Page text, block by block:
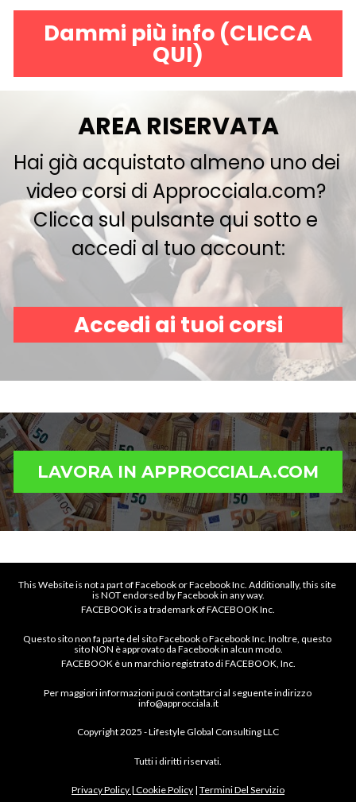
Dammi più info (CLICCA
QUI)
AREA RISERVATA
Hai già acquistato almeno uno dei
video corsi di Approcciala.com?
Clicca sul pulsante qui sotto e
accedi al tuo account:
Accedi ai tuoi corsi
LAVORA IN APPROCCIALA.COM
This Website is not a part of Facebook or Facebook Inc. Additionally, this site
is NOT endorsed by Facebook in any way.
FACEBOOK is a trademark of FACEBOOK Inc.
Questo sito non fa parte del sito Facebook o Facebook Inc. Inoltre, questo
sito NON è approvato da Facebook in alcun modo.
FACEBOOK è un marchio registrato di FACEBOOK, Inc.
Per maggiori informazioni puoi contattarci al seguente indirizzo
info@approcciala.it
Copyright 2025 - Lifestyle Global Consulting LLC
Tutti i diritti riservati.
Privacy Policy | Cookie Policy | Termini Del Servizio